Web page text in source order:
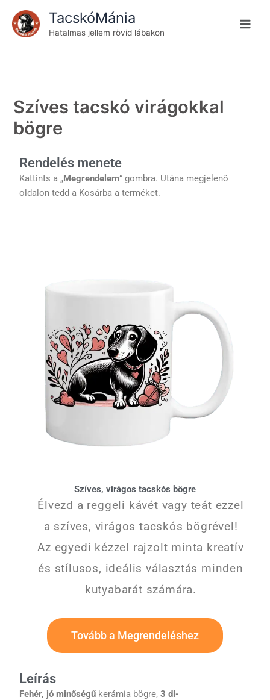
content
TacskóMánia
Hatalmas jellem rövid lábakon
Szíves tacskó virágokkal
bögre
Rendelés menete
Kattints a „Megrendelem” gombra. Utána megjelenő
oldalon tedd a Kosárba a terméket.
Szíves, virágos tacskós bögre
Élvezd a reggeli kávét vagy teát ezzel
a szíves, virágos tacskós bögrével!
Az egyedi kézzel rajzolt minta kreatív
és stílusos, ideális választás minden
kutyabarát számára.
Tovább a Megrendeléshez
Leírás
Fehér, jó minőségű kerámia bögre,3 dl-